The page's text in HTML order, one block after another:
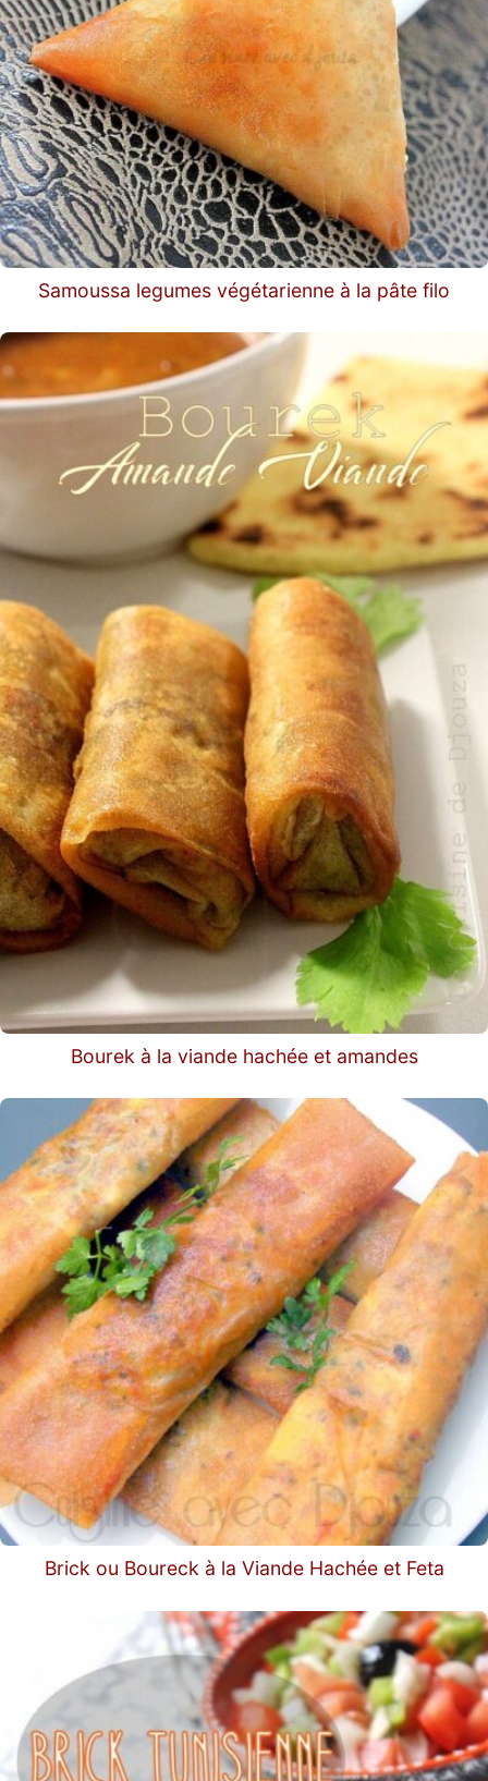
Samoussa legumes végétarienne à la pâte filo
Bourek à la viande hachée et amandes
Brick ou Boureck à la Viande Hachée et Feta